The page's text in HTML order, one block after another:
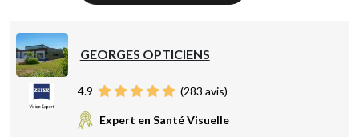
GEORGES OPTICIENS
4.9 (283 avis)
Expert en Santé Visuelle